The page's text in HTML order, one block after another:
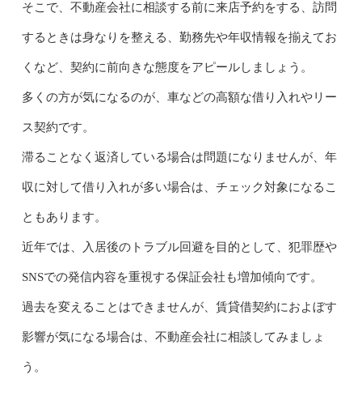
そこで、不動産会社に相談する前に来店予約をする、訪問
するときは身なりを整える、勤務先や年収情報を揃えてお
くなど、契約に前向きな態度をアピールしましょう。
多くの方が気になるのが、車などの高額な借り入れやリー
ス契約です。
滞ることなく返済している場合は問題になりませんが、年
収に対して借り入れが多い場合は、チェック対象になるこ
ともあります。
近年では、入居後のトラブル回避を目的として、犯罪歴や
SNSでの発信内容を重視する保証会社も増加傾向です。
過去を変えることはできませんが、賃貸借契約におよぼす
影響が気になる場合は、不動産会社に相談してみましょ
う。